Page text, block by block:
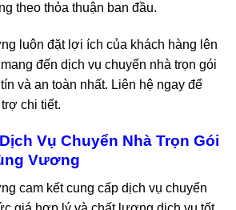
theo thỏa thuận ban đầu.
luôn đặt lợi ích của khách hàng lên
đến dịch vụ chuyển nhà trọn gói
và an toàn nhất. Liên hệ ngay để
chi tiết.
Vụ Chuyển Nhà Trọn Gói
Vương
cam kết cung cấp dịch vụ chuyển